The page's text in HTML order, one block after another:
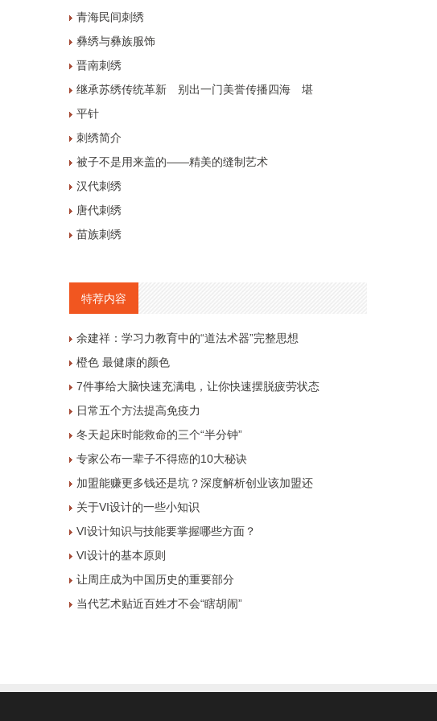
青海民间刺绣
彝绣与彝族服饰
晋南刺绣
继承苏绣传统革新 别出一门美誉传播四海 堪
平针
刺绣简介
被子不是用来盖的——精美的缝制艺术
汉代刺绣
唐代刺绣
苗族刺绣
特荐内容
余建祥：学习力教育中的“道法术器”完整思想
橙色 最健康的颜色
7件事给大脑快速充满电，让你快速摆脱疲劳状态
日常五个方法提高免疫力
冬天起床时能救命的三个“半分钟”
专家公布一辈子不得癌的10大秘诀
加盟能赚更多钱还是坑？深度解析创业该加盟还
关于VI设计的一些小知识
VI设计知识与技能要掌握哪些方面？
VI设计的基本原则
让周庄成为中国历史的重要部分
当代艺术贴近百姓才不会“瞎胡闹”